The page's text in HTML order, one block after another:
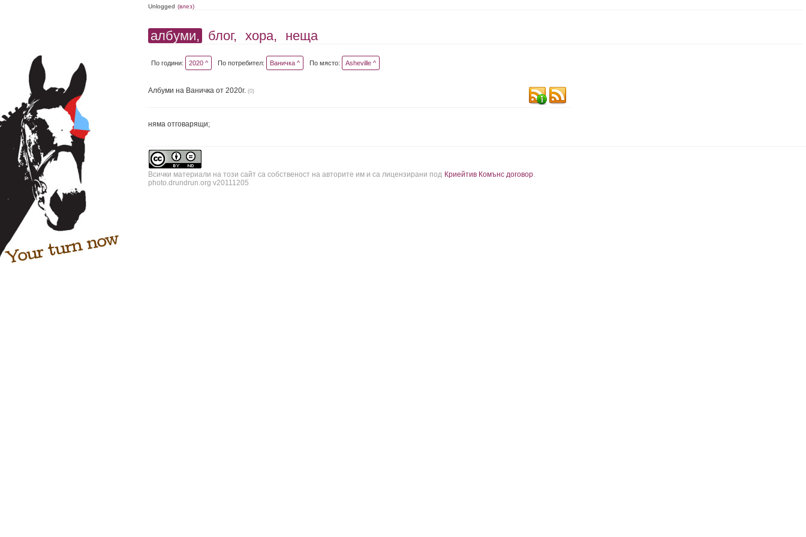
Unlogged (влез)
албуми, блог, хора, неща
По години: 2020 ^ По потребител: Ваничка ^ По място: Asheville ^
Албуми на Ваничка от 2020г. (0)
няма отговарящи;
Всички материали на този сайт са собственост на авторите им и са лицензирани под Криейтив Комънс договор.
photo.drundrun.org v20111205